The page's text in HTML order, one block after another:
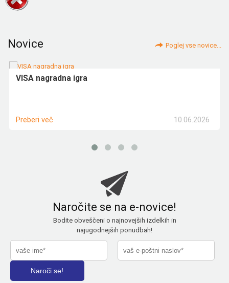
Novice Poglej vse novice...
VISA nagradna igra
10.06.2026
Preberi več
Naročite se na e-novice!
Bodite obveščeni o najnovejših izdelkih in
najugodnejših ponudbah!